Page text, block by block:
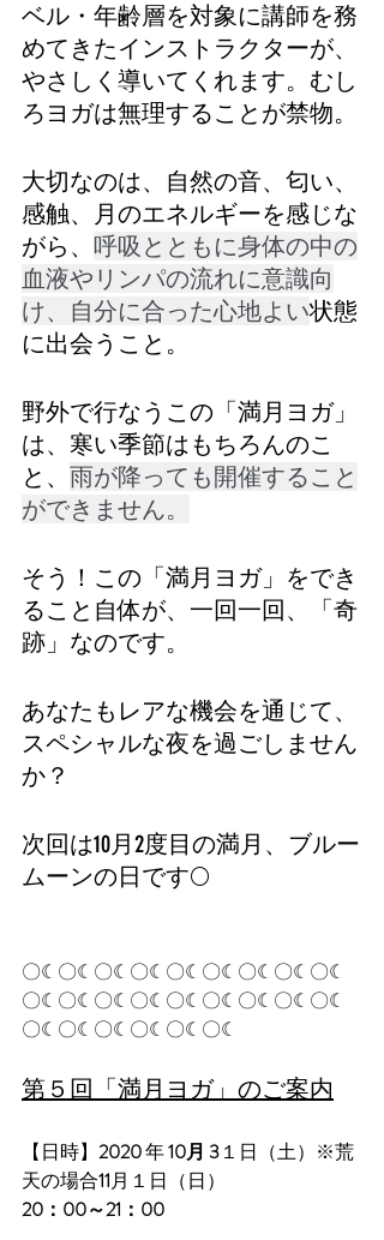
ベル・年齢層を対象に講師を務
めてきたインストラクターが、
やさしく導いてくれます。むし
ろヨガは無理することが禁物。
大切なのは、自然の音、匂い、
感触、月のエネルギーを感じな
がら、 呼吸とともに身体の中の
血液やリンパの流れに意識向
け、自分に合った心地よい状態
に出会うこと。
野外で行なうこの「満月ヨガ」
は、寒い季節はもちろんのこ
と、 雨が降っても開催すること
ができません。
そう！この「満月ヨガ」をでき
ること自体が、一回一回、「奇
跡」なのです。
あなたもレアな機会を通じて、
スペシャルな夜を過ごしません
か？
次回は10月2度目の満月、 ブルー
ムーンの日です🌕
〇☾〇☾〇☾ 〇☾〇☾〇☾〇☾〇☾〇☾
〇☾〇☾〇☾〇☾〇☾〇☾〇☾〇☾〇☾
〇☾〇☾〇☾〇☾〇☾〇☾
第５回「満月ヨガ」のご案内
【日時】 2020 年 10月 3１日（土）※荒
天の場合11月１日（日）
20：00～21：00